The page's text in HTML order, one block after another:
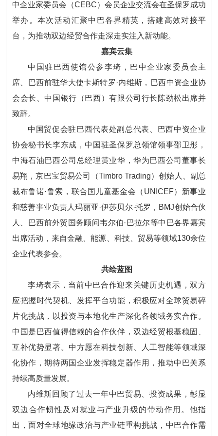
中企业家委员会（CEBC）会员企业交流会在圣保罗成功
举办。本次活动汇聚中巴各界精英，搭建高效对接平
台，为推动双边经贸合作走深走实注入新动能。
嘉宾云集
中国驻巴西使馆公参李琦，巴中企业家委员会主
席、巴西前驻华大使卡斯特罗·内维斯，巴西中资企业协
会会长、中国银行（巴西）有限公司行长陈劲松出席并
致辞。
中国贸促会驻巴西代表处副总代表、巴西中资企业
协会秘书长李东成，中国驻圣保罗总领馆领事邵卫彤，
中海石油巴西公司总经理黄业华，华为巴西公司董事长
易翔，京巴宝贸易公司（Timbro Trading）创始人、副总
裁布鲁诺·鲁索，联合国儿童基金会（UNICEF）新事业
和慈善事业负责人玛丽亚·伊莎贝尔·托罗，BMJ创始合伙
人、巴西前外贸国务顾问韦尔伯·巴拉尔等中巴各界嘉宾
出席活动，来自金融、能源、科技、贸易等领域130余位
企业代表参会。
共绘蓝图
李琦表示，当前中巴合作迎来关键历史机遇，双方
应把握时代契机、发挥平台功能，积极应对全球贸易碎
片化挑战，以投资与本地化生产深化各领域务实合作。
中国是巴西值得信赖的合作伙伴，双边经贸根基稳固、
互补优势显著。中方愿在科技创新、人工智能等领域深
化协作，期待两国企业发挥稳定器作用，推动中巴关系
持续高质量发展。
内维斯回顾了过去一年中巴贸易、投资成果，彰显
双边合作韧性及对就业与产业升级的带动作用。他指
出，面对全球地缘政治与产业链重构挑战，中巴合作需